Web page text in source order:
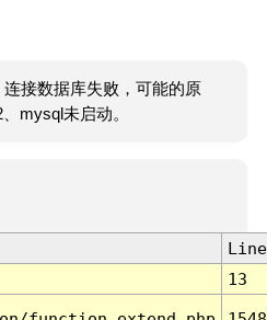
接数据库失败，可能的原
mysql未启动。
Line
13